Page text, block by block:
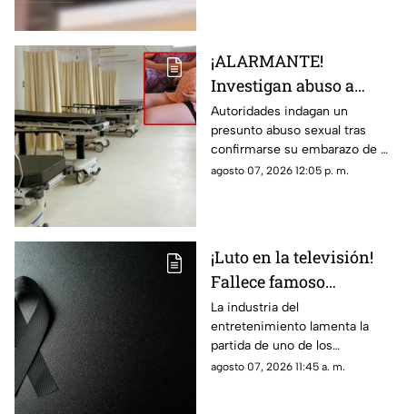
¡ALARMANTE!
Investigan abuso a
niña de 11 años tras
confirmarse que tiene 5
MESES de embarazo
Autoridades indagan un
presunto abuso sexual tras
confirmarse su embarazo de 5
meses. El entorno cercano,
agosto 07, 2026 12:05 p. m.
¡Luto en la televisión!
Fallece famoso
conductor los 85 años
por problemas
cardiacos
La industria del
entretenimiento lamenta la
partida de uno de los
comunicadores más
agosto 07, 2026 11:45 a. m.